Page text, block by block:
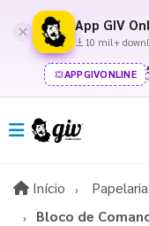
App GIV
10 mil+
APPGIVONLINE
Início Início
Bloco de